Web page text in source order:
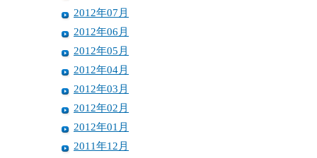
2012年07月
2012年06月
2012年05月
2012年04月
2012年03月
2012年02月
2012年01月
2011年12月